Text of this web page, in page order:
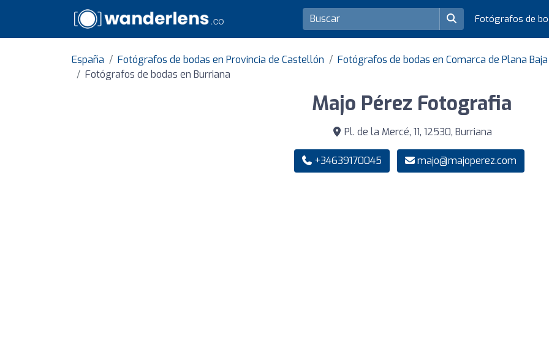
Fotógrafos de
España Fotógrafos de bodas en Provincia de Castellón
Fotógrafos de bodas en Comarca de Plana
Fotógrafos de bodas en Burriana
Majo Pérez Fotografia
Pl. de la Mercé, 11, 12530, Burriana
+34639170045 majo@majoperez.com